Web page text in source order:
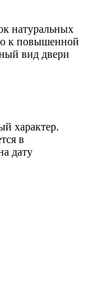
натуральных
к повышенной
вид двери
характер.
в
дату